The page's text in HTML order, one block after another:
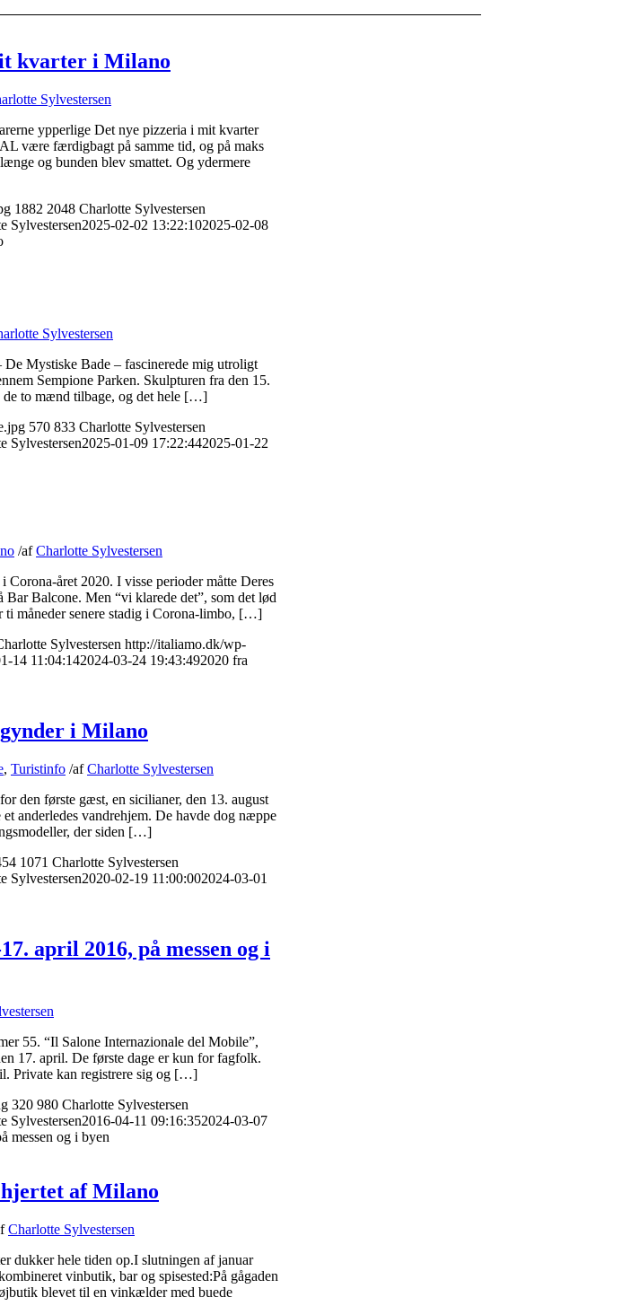
kvarter i Milano
Sylvestersen
ypperlige Det nye pizzeria i mit kvarter
være færdigbagt på samme tid, og på maks
og bunden blev smattet. Og ydermere
1882 2048 Charlotte Sylvestersen
Sylvestersen2025-02-02 13:22:102025-02-08
Sylvestersen
Mystiske Bade – fascinerede mig utroligt
Sempione Parken. Skulpturen fra den 15.
de to mænd tilbage, og det hele […]
570 833 Charlotte Sylvestersen
Sylvestersen2025-01-09 17:22:442025-01-22
/afCharlotte Sylvestersen
året 2020. I visse perioder måtte Deres
Bar Balcone. Men “vi klarede det”, som det lød
måneder senere stadig i Corona-limbo, […]
Sylvestersen http://italiamo.dk/wp-
14 11:04:142024-03-24 19:43:492020 fra
i Milano
, Turistinfo /afCharlotte Sylvestersen
den første gæst, en sicilianer, den 13. august
anderledes vandrehjem. De havde dog næppe
der siden […]
1071 Charlotte Sylvestersen
Sylvestersen2020-02-19 11:00:002024-03-01
april 2016, på messen og i
55. “Il Salone Internazionale del Mobile”,
17. april. De første dage er kun for fagfolk.
Private kan registrere sig og […]
320 980 Charlotte Sylvestersen
Sylvestersen2016-04-11 09:16:352024-03-07
messen og i byen
af Milano
Charlotte Sylvestersen
dukker hele tiden op.I slutningen af januar
vinbutik, bar og spisested:På gågaden
blevet til en vinkælder med buede